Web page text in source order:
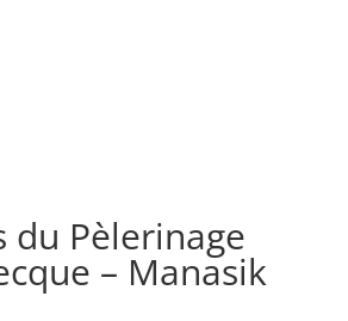
du Pèlerinage
– Manasik